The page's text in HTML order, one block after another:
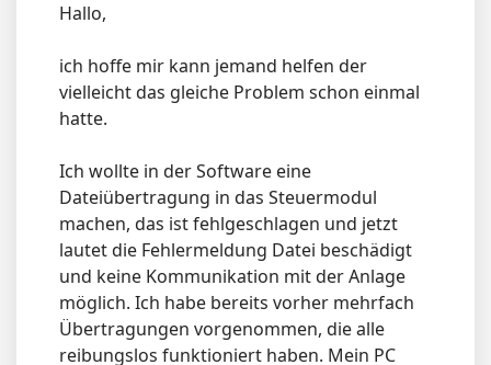
Hallo,
ich hoffe mir kann jemand helfen der
vielleicht das gleiche Problem schon einmal
hatte.
Ich wollte in der Software eine
Dateiübertragung in das Steuermodul
machen, das ist fehlgeschlagen und jetzt
lautet die Fehlermeldung Datei beschädigt
und keine Kommunikation mit der Anlage
möglich. Ich habe bereits vorher mehrfach
Übertragungen vorgenommen, die alle
reibungslos funktioniert haben. Mein PC